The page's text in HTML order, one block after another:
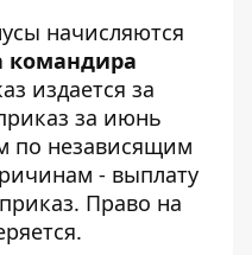
начисляются
командира
издается за
за июнь
по независящим
- выплату
Право на